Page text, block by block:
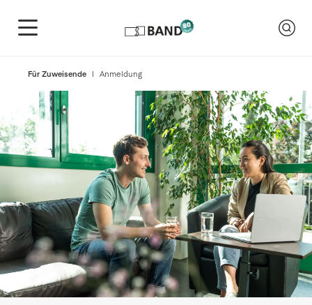
Für Zuweisende Anmeldung